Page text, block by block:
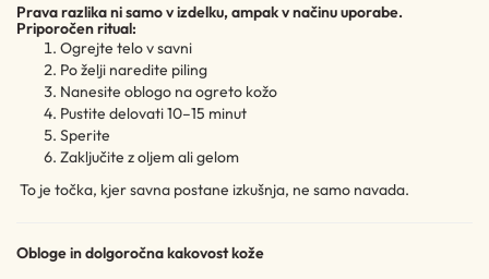
Prava razlika ni samo v izdelku, ampak v načinu uporabe.
Priporočen ritual:
Ogrejte telo v savni
Po želji naredite piling
Nanesite oblogo na ogreto kožo
Pustite delovati 10–15 minut
Sperite
Zaključite z oljem ali gelom
To je točka, kjer savna postane izkušnja, ne samo navada.
Obloge in dolgoročna kakovost kože